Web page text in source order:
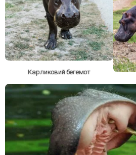
Карликовий бегемот